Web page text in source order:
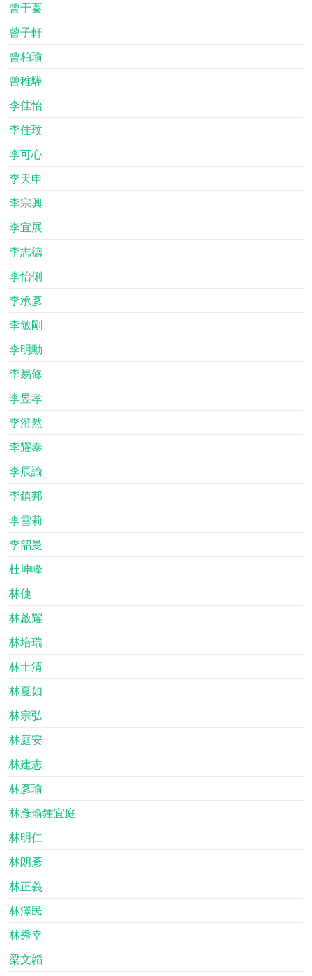
曾于蓁
曾子軒
曾柏瑜
曾稚驊
李佳怡
李佳玟
李可心
李天申
李宗興
李宜展
李志德
李怡俐
李承彥
李敏剛
李明勳
李易修
李昱孝
李澄然
李耀泰
李辰諭
李鎮邦
李雪莉
李韶曼
杜坤峰
林倢
林啟耀
林培瑞
林士清
林夏如
林宗弘
林庭安
林建志
林彥瑜
林彥瑜鍾宜庭
林明仁
林朗彥
林正義
林澤民
林秀幸
梁文韜